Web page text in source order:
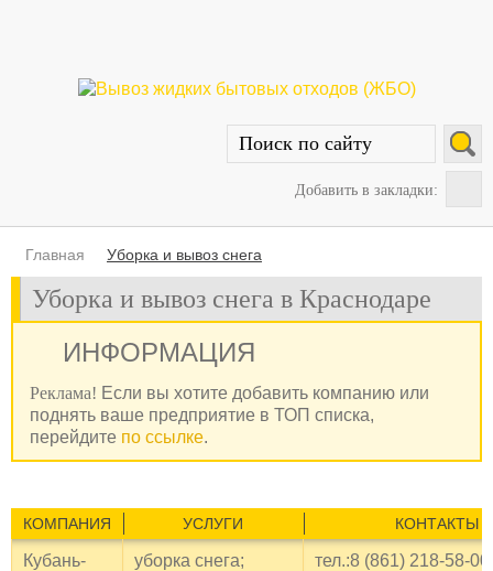
Добавить в закладки:
Главная Уборка и вывоз снега
Уборка и вывоз снега в Краснодаре
ИНФОРМАЦИЯ
Реклама! Если вы хотите добавить компанию или
поднять ваше предприятие в ТОП списка,
перейдите по ссылке.
КОМПАНИЯ УСЛУГИ КОНТАКТЫ
Кубань-
уборка снега;
тел.:8 (861) 218-58-00